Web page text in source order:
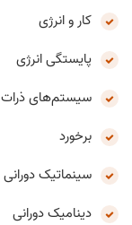
کار و انرژی
پایستگی انرژی
سیستم‌های ذرات
برخورد
سینماتیک دورانی
دینامیک دورانی